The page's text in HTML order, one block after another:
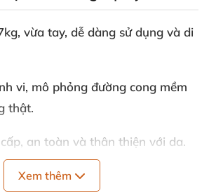
vừa tay, dễ dàng sử dụng và di
vi, mô phỏng đường cong mềm
thật.
an toàn và thân thiện với da.
cảm giác chân thật tuyệt đối
Xem thêm